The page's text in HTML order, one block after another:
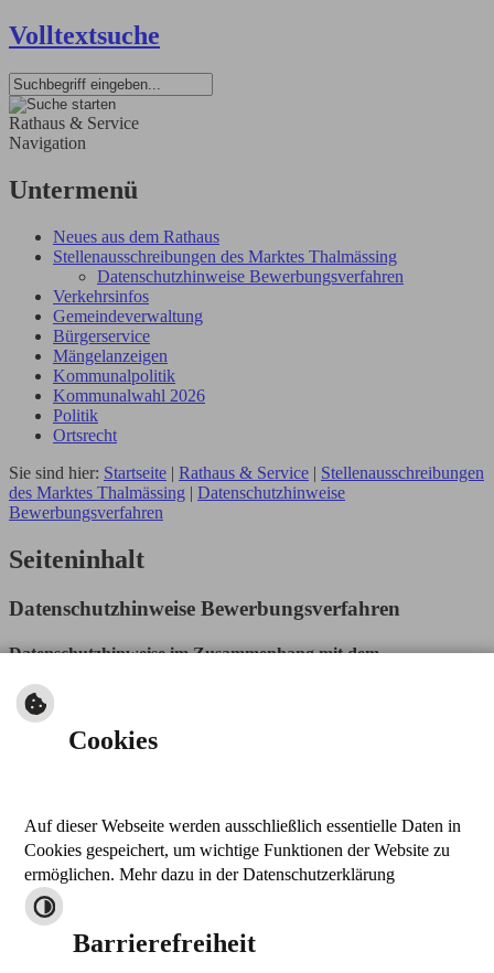
Volltextsuche
Rathaus & Service
Navigation
Untermenü
Neues aus dem Rathaus
Stellenausschreibungen des Marktes Thalmässing
Datenschutzhinweise Bewerbungsverfahren
Verkehrsinfos
Gemeindeverwaltung
Bürgerservice
Mängelanzeigen
Kommunalpolitik
Kommunalwahl 2026
Politik
Ortsrecht
Sie sind hier: Startseite | Rathaus & Service | Stellenausschreibungen
des Marktes Thalmässing | Datenschutzhinweise
Bewerbungsverfahren
Seiteninhalt
Datenschutzhinweise Bewerbungsverfahren
Datenschutzhinweise im Zusammenhang mit dem
Nachfolgend können Sie die Datenschutzhinweise, die das
Bewerbungsverfahren betreffen, herunterladen:
nach oben
drucken
Kontakt
Markt Thalmässing
Cookies
Auf dieser Webseite werden ausschließlich essentielle Daten in
Cookies gespeichert, um wichtige Funktionen der Website zu
ermöglichen. Mehr dazu in der Datenschutzerklärung
Barrierefreiheit